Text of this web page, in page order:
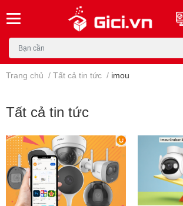
Trang chủ / Tất cả tin tức / imou
Tất cả tin tức